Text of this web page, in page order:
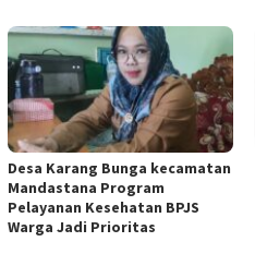
Desa Karang Bunga kecamatan
Mandastana Program
Pelayanan Kesehatan BPJS
Warga Jadi Prioritas